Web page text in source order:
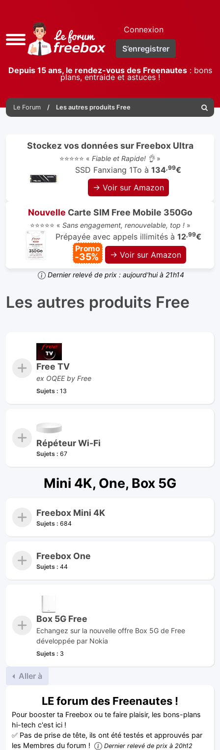
Accès
rapide
Connexion
S’enregistrer
Depuis 15 ans, le rendez-vous des Freenautes: bons
plans, entraide et astuces !
Le Forum Les autres produits Free
Stockez vos données sur Freebox Ultra
⭐⭐⭐⭐⭐ « Fiable et Rapide! 👌»
SSD Fanxiang 1To à 134,99€
→ Voir sur Amazon
Nouvelle Carte SIM Free Mobile 350Go
⭐⭐⭐⭐⭐ « Sans engagement, renouvelable, top !»
Prépayée avec appels illimités à 12,99€
Promo
-35% → Voir sur Amazon
Dernier relevé de prix : aujourd'hui à 21h14
Les autres produits Free
Free TV
ex OQEE by Free
Sujets : 13
Répéteur Wi-Fi
Sujets : 67
Mini 4K, One, Box 5G
Freebox Mini 4K
Sujets : 684
Freebox One
Sujets : 44
Box 5G Free
Echangez sur la nouvelle offre Box 5G de Free
développée par Nokia
Sujets : 3
Aller à
LE forum des Freenautes !
Pour booster ta Freebox ou te faire plaisir, les bons-plans
hi-tech c'est ici !
✅ Pas de prise de tête, ils ont été testés et approuvés par
les Membres du forum !
Dernier relevé de prix à 20h12